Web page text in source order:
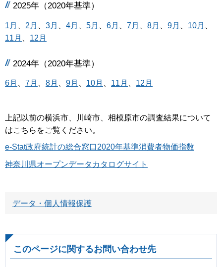
2025年（2020年基準）
1月 2月 3月 4月 5月 6月 7月 8月 9月 10月
11月
12月
2024年（2020年基準）
6月 7月 8月 9月 10月 11月 12月
上記以前の横浜市、川崎市、相模原市の調査結果について
はこちらをご覧ください。
e-Stat政府統計の総合窓口2020年基準消費者物価指数
神奈川県オープンデータカタログサイト
データ・個人情報保護
このページに関するお問い合わせ先